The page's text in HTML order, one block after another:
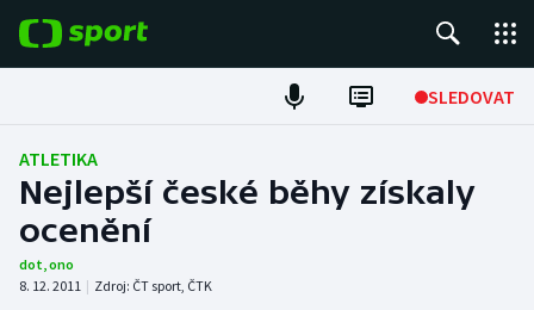
SLEDOVAT
Fotbal
Hokej
Tenis
ATLETIKA
Nejlepší české běhy získaly
ocenění
dot,ono
8. 12. 2011 | Zdroj: ČT sport, ČTK